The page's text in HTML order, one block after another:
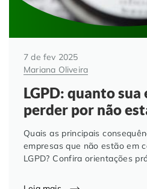
7 de fev 2025
Mariana Oliveira
LGPD: quanto
perder por não
Quais as principais
empresas que não estão em
LGPD? Confira orientações